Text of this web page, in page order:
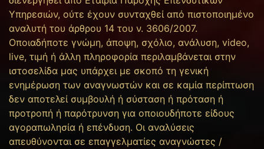
Υπηρεσιών, ούτε έχουν συνταχθεί από πιστοποιημένο
αναλυτή του άρθρου 14 του ν. 3606/2007.
Οποιαδήποτε γνώμη, άποψη, σχόλιο, ανάλυση, video,
live, τιμή ή άλλη πληροφορία περιλαμβάνεται στην
ιστοσελίδα μας υπάρχει με σκοπό τη γενική
ενημέρωση των αναγνωστών και σε καμία περίπτωση
δεν αποτελεί συμβουλή ή σύσταση ή πρόταση ή
προτροπή ή παρότρυνση για οποιουδήποτε είδους
αγοραπωλησία ή επένδυση. Οι αναλύσεις
απευθύνονται σε επαγγελματίες αναγνώστες /